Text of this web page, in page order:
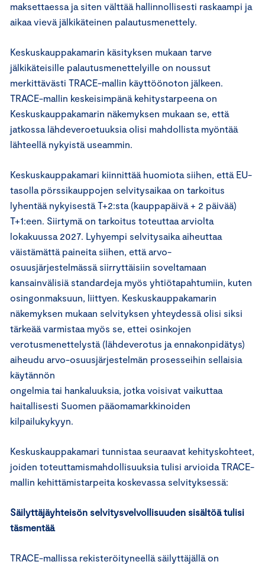
maksettaessa ja siten välttää hallinnollisesti raskaampi ja
aikaa vievä jälkikäteinen palautusmenettely.
Keskuskauppakamarin käsityksen mukaan tarve
jälkikäteisille palautusmenettelyille on noussut
merkittävästi TRACE-mallin käyttöönoton jälkeen.
TRACE-mallin keskeisimpänä kehitystarpeena on
Keskuskauppakamarin näkemyksen mukaan se, että
jatkossa lähdeveroetuuksia olisi mahdollista myöntää
lähteellä nykyistä useammin.
Keskuskauppakamari kiinnittää huomiota siihen, että EU-
tasolla pörssikauppojen selvitysaikaa on tarkoitus
lyhentää nykyisestä T+2:sta (kauppapäivä + 2 päivää)
T+1:een. Siirtymä on tarkoitus toteuttaa arviolta
lokakuussa 2027. Lyhyempi selvitysaika aiheuttaa
väistämättä paineita siihen, että arvo-
osuusjärjestelmässä siirryttäisiin soveltamaan
kansainvälisiä standardeja myös yhtiötapahtumiin, kuten
osingonmaksuun, liittyen. Keskuskauppakamarin
näkemyksen mukaan selvityksen yhteydessä olisi siksi
tärkeää varmistaa myös se, ettei osinkojen
verotusmenettelystä (lähdeverotus ja ennakonpidätys)
aiheudu arvo-osuusjärjestelmän prosesseihin sellaisia
käytännön
ongelmia tai hankaluuksia, jotka voisivat vaikuttaa
haitallisesti Suomen pääomamarkkinoiden
kilpailukykyyn.
Keskuskauppakamari tunnistaa seuraavat kehityskohteet,
joiden toteuttamismahdollisuuksia tulisi arvioida TRACE-
mallin kehittämistarpeita koskevassa selvityksessä:
Säilyttäjäyhteisön selvitysvelvollisuuden sisältöä tulisi
täsmentää
TRACE-mallissa rekisteröityneellä säilyttäjällä on